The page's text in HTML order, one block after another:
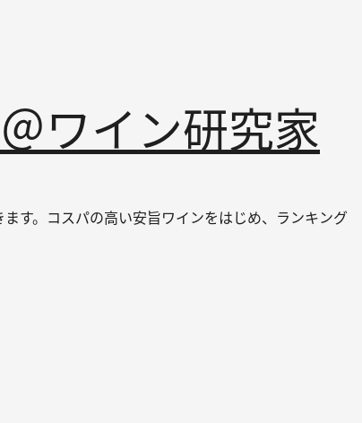
ワイン研究家
す。コスパの高い安旨ワインをはじめ、ランキング